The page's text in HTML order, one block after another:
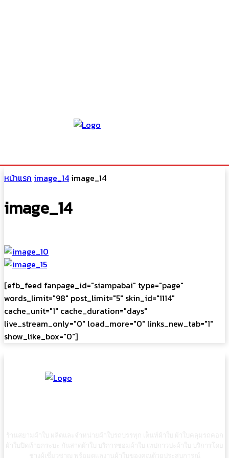
หน้าแรก image_14 image_14
image_14
[efb_feed fanpage_id="siampabai" type="page"
words_limit="98" post_limit="5" skin_id="1114"
cache_unit="1" cache_duration="days"
live_stream_only="0" load_more="0" links_new_tab="1"
show_like_box="0"]